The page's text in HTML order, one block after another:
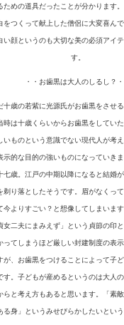
ための道具だったことが分かります
をつくって献上した僧侶に大変喜ん
い顔というのも大切な美の必須アイ
す。
・・お歯黒は大人のしるし？
十歳の若紫に光源氏がお歯黒をさせ
時は十歳くらいからお歯黒をしてい
いものという意識でない現代人が考
示的な目的の強いものになっていき
七歳。江戸の中期以降になると結婚
剃り落としたそうです。眉がなくっ
今よりすごい？と想像してしまいま
女二夫にまみえず」という貞節の印
ってしまうほど厳しい封建制度の表
が、お歯黒をつけることによって子
す。子どもが産めるというのは大人
らと考え方もあると思います。「素
る身」というみせびらかしたいとい